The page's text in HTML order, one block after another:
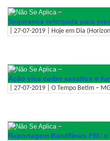
–
Segurança reforçada para
| 27-07-2019 | Hoje em Dia
–
Ação visa coibir assaltos e
| 27-07-2019 | O Tempo Betim –
–
Reportagem BandNews FM: